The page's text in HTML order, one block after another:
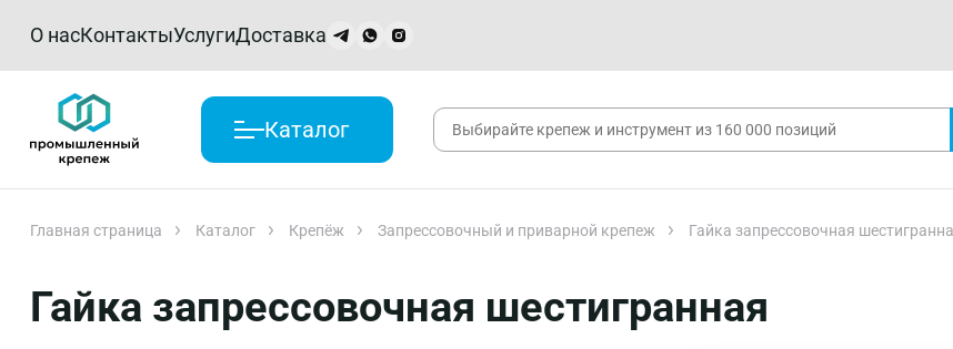
О насКонтактыУслугиДоставка
Каталог
Главная страница Каталог Крепёж Запреcсовочный и приварной крепеж Гайка запрессовочная
Гайка запрессовочная шестигранная